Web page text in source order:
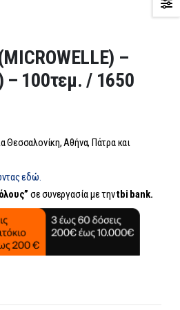
–
– 100τεμ. / 1650
Θεσσαλονίκη, Αθήνα, Πάτρα και
εδώ.
σε συνεργασία με τηνtbi bank.